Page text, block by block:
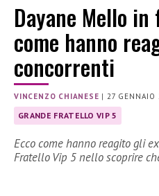
Dayane Mello
come hanno
concorrenti
VINCENZO CHIANESE |27 GENNAIO
GRANDE FRATELLO VIP 5
Ecco come hanno reagito gli
Fratello Vip 5 nello scoprire